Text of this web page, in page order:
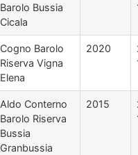
Barolo Bussia
Cicala
Cogno Barolo
Riserva Vigna
Elena
2020
Aldo Conterno
Barolo Riserva
Bussia
Granbussia
2015